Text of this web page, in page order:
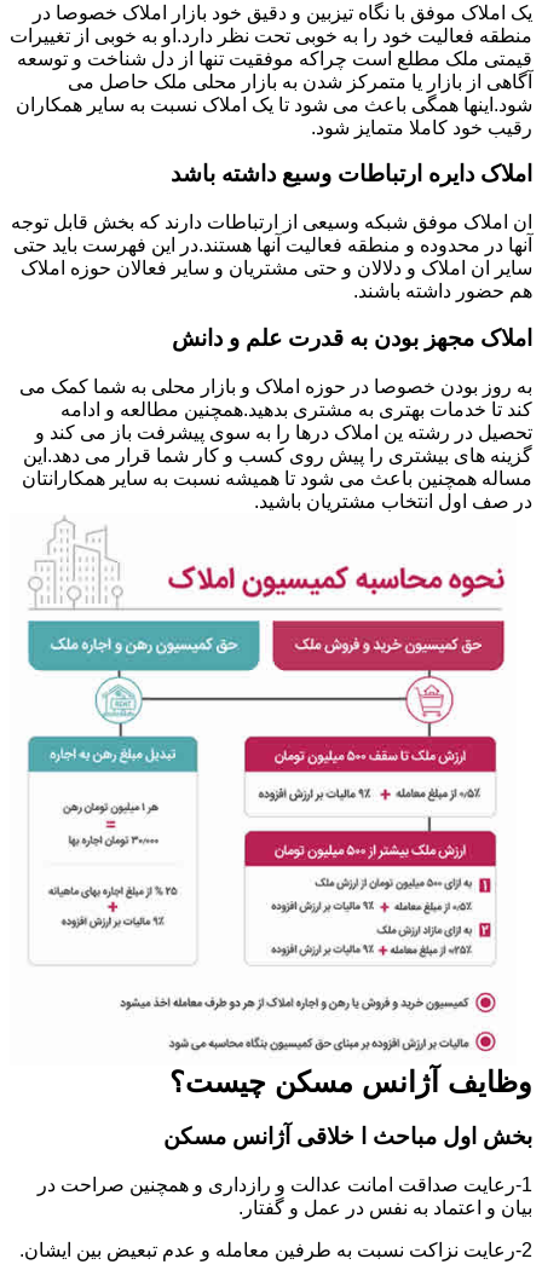
یک املاک موفق با نگاه تیزبین و دقیق خود بازار املاک خصوصا در
منطقه فعالیت خود را به خوبی تحت نظر دارد.او به خوبی از تغییرات
قیمتی ملک مطلع است چراکه موفقیت تنها از دل شناخت و توسعه
آگاهی از بازار یا متمرکز شدن به بازار محلی ملک حاصل می
شود.اینها همگی باعث می شود تا یک املاک نسبت به سایر همکاران
رقیب خود کاملا متمایز شود.
املاک دایره ارتباطات وسیع داشته باشد
ان املاک موفق شبکه وسیعی از ارتباطات دارند که بخش قابل توجه
آنها در محدوده و منطقه فعالیت آنها هستند.در این فهرست باید حتی
سایر ان املاک و دلالان و حتی مشتریان و سایر فعالان حوزه املاک
هم حضور داشته باشند.
املاک مجهز بودن به قدرت علم و دانش
به روز بودن خصوصا در حوزه املاک و بازار محلی به شما کمک می
کند تا خدمات بهتری به مشتری بدهید.همچنین مطالعه و ادامه
تحصیل در رشته ین املاک درها را به سوی پیشرفت باز می کند و
گزینه های بیشتری را پیش روی کسب و کار شما قرار می دهد.این
مساله همچنین باعث می شود تا همیشه نسبت به سایر همکارانتان
در صف اول انتخاب مشتریان باشید.
وظایف آژانس مسکن چیست؟
بخش اول مباحث ا خلاقی آژانس مسکن
1-رعایت صداقت امانت عدالت و رازداری و همچنین صراحت در
بیان و اعتماد به نفس در عمل و گفتار.
2-رعایت نزاکت نسبت به طرفین معامله و عدم تبعیض بین ایشان.